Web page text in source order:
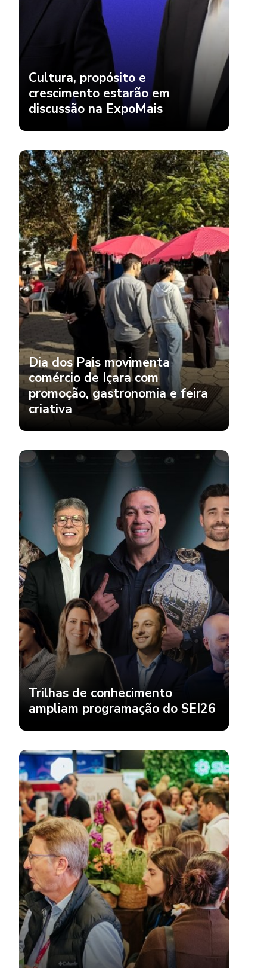
Cultura, propósito e
crescimento estarão em
discussão na ExpoMais
Dia dos Pais movimenta
comércio de Içara com
promoção, gastronomia e feira
criativa
Trilhas de conhecimento
ampliam programação do SEI26